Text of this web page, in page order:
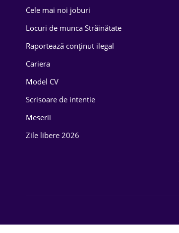
Drept
Educație / Training
Energetică
Farma
Cele mai noi joburi
Locuri de munca Străinătate
Raportează conținut ilegal
Cariera
Model CV
Scrisoare de intentie
Meserii
Zile libere 2026